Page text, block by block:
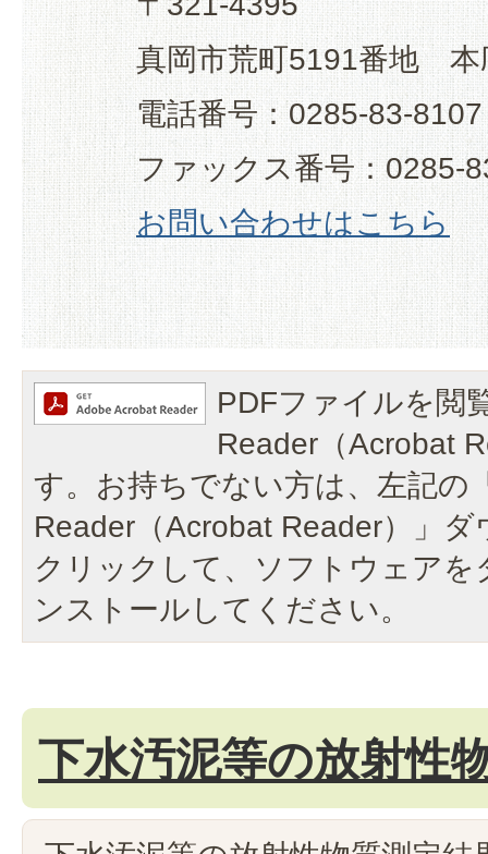
真岡市荒町5191番地 本
電話番号：0285-83-8107
ファックス番号：0285-
お問い合わせはこちら
PDFファイルを閲
Reader（Acrobat
す。お持ちでない方は、左記の
Reader（Acrobat Reader）」
クリックして、ソフトウェア
ンストールしてください。
下水汚泥等の放射性